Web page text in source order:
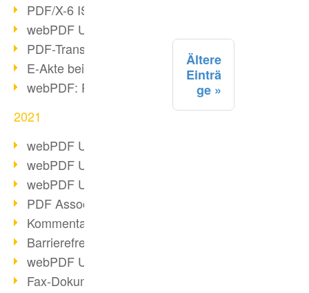
PDF/X-6 ISO-Norm
webPDF Update 8.0.0.2393
PDF-Transparenz beim PDF-Format
E-Akte bei Behörden
webPDF: PDF-Anhänge verwalten
2021
webPDF Update 8.0.0.2376
webPDF Update 8.0.0.2374
webPDF Update 8.0.0.2372
PDF Association 2021 Entwicklungen
Kommentare im PDF einfügen
Barrierefreie PDF-Dokumente (3/3)
webPDF Update 8.0.0.2338
Fax-Dokumente in Workflow
Ältere
Einträ
ge